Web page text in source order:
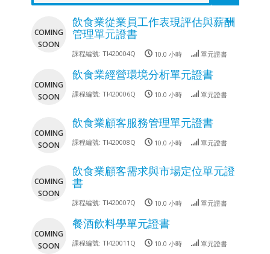
COMING
SOON
飲食業從業員工作表現評估與薪酬
管理單元證書
課程編號: TI420004Q 10.0 小時 單元證書
COMING
SOON
飲食業經營環境分析單元證書
課程編號: TI420006Q 10.0 小時 單元證書
COMING
SOON
飲食業顧客服務管理單元證書
課程編號: TI420008Q 10.0 小時 單元證書
COMING
SOON
飲食業顧客需求與市場定位單元證
書
課程編號: TI420007Q 10.0 小時 單元證書
COMING
SOON
餐酒飲料學單元證書
課程編號: TI420011Q 10.0 小時 單元證書